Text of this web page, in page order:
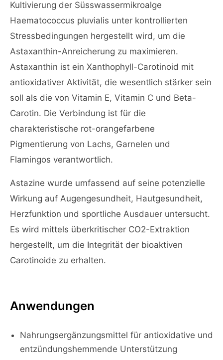
Kultivierung der Süsswassermikroalge
Haematococcus pluvialis unter kontrollierten
Stressbedingungen hergestellt wird, um die
Astaxanthin-Anreicherung zu maximieren.
Astaxanthin ist ein Xanthophyll-Carotinoid mit
antioxidativer Aktivität, die wesentlich stärker sein
soll als die von Vitamin E, Vitamin C und Beta-
Carotin. Die Verbindung ist für die
charakteristische rot-orangefarbene
Pigmentierung von Lachs, Garnelen und
Flamingos verantwortlich.
Astazine wurde umfassend auf seine potenzielle
Wirkung auf Augengesundheit, Hautgesundheit,
Herzfunktion und sportliche Ausdauer untersucht.
Es wird mittels überkritischer CO2-Extraktion
hergestellt, um die Integrität der bioaktiven
Carotinoide zu erhalten.
Anwendungen
Nahrungsergänzungsmittel für antioxidative und
entzündungshemmende Unterstützung